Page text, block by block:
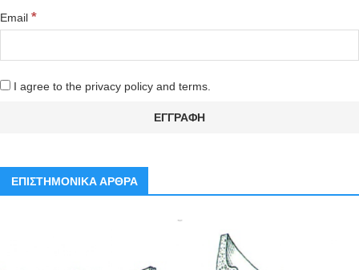
Email *
I agree to the privacy policy and terms.
ΕΠΙΣΤΗΜΟΝΙΚΑ ΑΡΘΡΑ